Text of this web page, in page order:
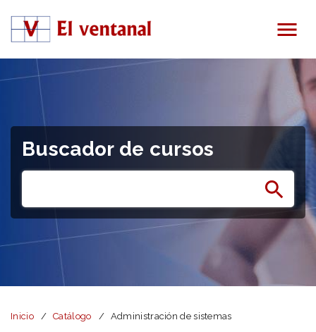
Menú
Buscador de cursos
Inicio Catálogo Administración de sistemas